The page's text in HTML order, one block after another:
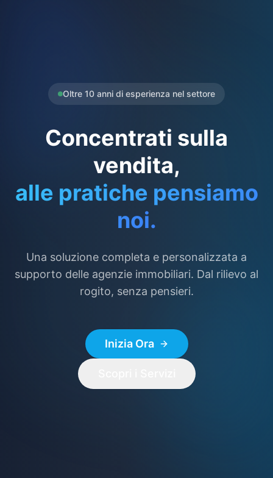
Oltre 10 anni di esperienza nel settore
Concentrati sulla
vendita,
alle pratiche pensiamo
noi.
Una soluzione completa e personalizzata a
supporto delle agenzie immobiliari. Dal rilievo al
rogito, senza pensieri.
Inizia Ora